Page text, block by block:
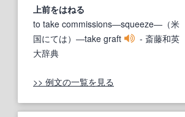
上前をはねる
to take commissions―squeeze―（米
国にては）―take graft
- 斎藤和英
大辞典
>> 例文の一覧を見る